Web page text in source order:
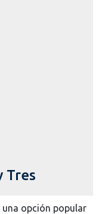
Tres
una opción popular